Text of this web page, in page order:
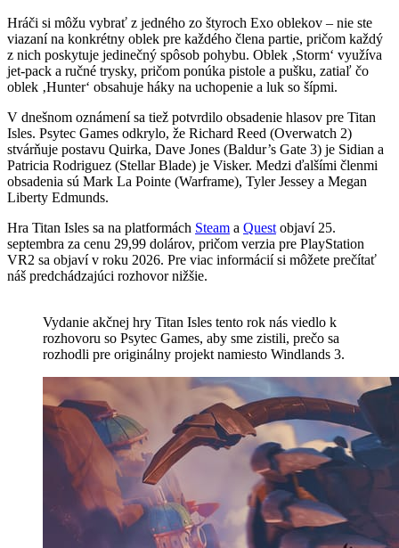
Hráči si môžu vybrať z jedného zo štyroch Exo oblekov – nie ste
viazaní na konkrétny oblek pre každého člena partie, pričom každý
z nich poskytuje jedinečný spôsob pohybu. Oblek ‚Storm‘ využíva
jet-pack a ručné trysky, pričom ponúka pistole a pušku, zatiaľ čo
oblek ‚Hunter‘ obsahuje háky na uchopenie a luk so šípmi.
V dnešnom oznámení sa tiež potvrdilo obsadenie hlasov pre Titan
Isles. Psytec Games odkrylo, že Richard Reed (Overwatch 2)
stvárňuje postavu Quirka, Dave Jones (Baldur’s Gate 3) je Sidian a
Patricia Rodriguez (Stellar Blade) je Visker. Medzi ďalšími členmi
obsadenia sú Mark La Pointe (Warframe), Tyler Jessey a Megan
Liberty Edmunds.
Hra Titan Isles sa na platformách Steam a Quest objaví 25.
septembra za cenu 29,99 dolárov, pričom verzia pre PlayStation
VR2 sa objaví v roku 2026. Pre viac informácií si môžete prečítať
náš predchádzajúci rozhovor nižšie.
Vydanie akčnej hry Titan Isles tento rok nás viedlo k
rozhovoru so Psytec Games, aby sme zistili, prečo sa
rozhodli pre originálny projekt namiesto Windlands 3.